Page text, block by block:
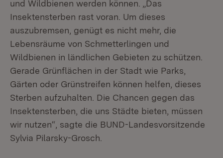
und Wildbienen werden können. „Das
Insektensterben rast voran. Um dieses
auszubremsen, genügt es nicht mehr, die
Lebensräume von Schmetterlingen und
Wildbienen in ländlichen Gebieten zu schützen.
Gerade Grünflächen in der Stadt wie Parks,
Gärten oder Grünstreifen können helfen, dieses
Sterben aufzuhalten. Die Chancen gegen das
Insektensterben, die uns Städte bieten, müssen
wir nutzen“, sagte die BUND-Landesvorsitzende
Sylvia Pilarsky-Grosch.